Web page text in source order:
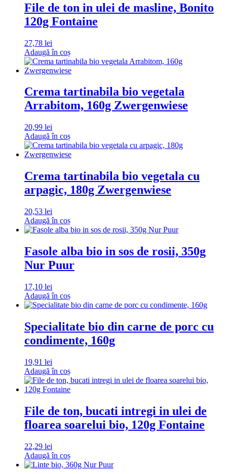
File de ton in ulei de masline, Bonito
120g Fontaine
27,78 lei
Adaugă în coș
Crema tartinabila bio vegetala
Arrabitom, 160g Zwergenwiese
20,99 lei
Adaugă în coș
Crema tartinabila bio vegetala cu
arpagic, 180g Zwergenwiese
20,53 lei
Adaugă în coș
Fasole alba bio in sos de rosii, 350g
Nur Puur
17,10 lei
Adaugă în coș
Specialitate bio din carne de porc cu
condimente, 160g
19,91 lei
Adaugă în coș
File de ton, bucati intregi in ulei de
floarea soarelui bio, 120g Fontaine
22,29 lei
Adaugă în coș